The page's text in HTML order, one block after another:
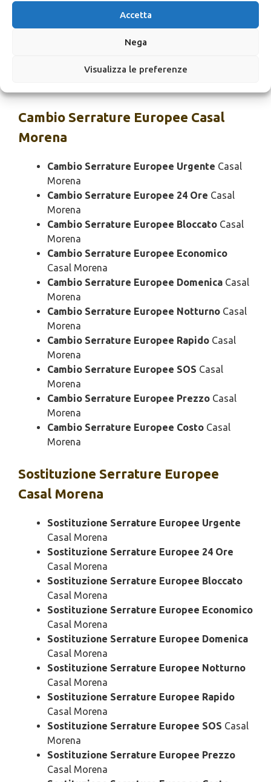
Accetta
Nega
Visualizza le preferenze
Pronto Intervento Serrature Europee SOS
Casal Morena
Pronto Intervento Serrature Europee
Pronto Intervento Serrature Europee
Cambio Serrature Europee Casal
Morena
Cambio Serrature Europee Urgente Casal
Morena
Cambio Serrature Europee 24 Ore Casal
Morena
Cambio Serrature Europee Bloccato Casal
Morena
Cambio Serrature Europee Economico
Casal Morena
Cambio Serrature Europee Domenica Casal
Morena
Cambio Serrature Europee Notturno Casal
Morena
Cambio Serrature Europee Rapido Casal
Morena
Cambio Serrature Europee SOS Casal
Morena
Cambio Serrature Europee Prezzo Casal
Morena
Cambio Serrature Europee Costo Casal
Morena
Sostituzione Serrature Europee
Casal Morena
Sostituzione Serrature Europee Urgente
Casal Morena
Sostituzione Serrature Europee 24 Ore
Casal Morena
Sostituzione Serrature Europee Bloccato
Casal Morena
Sostituzione Serrature Europee Economico
Casal Morena
Sostituzione Serrature Europee Domenica
Casal Morena
Sostituzione Serrature Europee Notturno
Casal Morena
Sostituzione Serrature Europee Rapido
Casal Morena
Sostituzione Serrature Europee SOS Casal
Morena
Sostituzione Serrature Europee Prezzo
Casal Morena